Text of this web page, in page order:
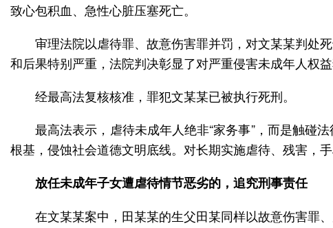
致心包积血、急性心脏压塞死亡。
审理法院以虐待罪、故意伤害罪并罚，对文某某判处
和后果特别严重，法院判决彰显了对严重侵害未成年人权
经最高法复核核准，罪犯文某某已被执行死刑。
最高法表示，虐待未成年人绝非“家务事”，而是触碰
根基，侵蚀社会道德文明底线。对长期实施虐待、残害，
放任未成年子女遭虐待情节恶劣的，追究刑事责任
在文某某案中，田某某的生父田某同样以故意伤害罪